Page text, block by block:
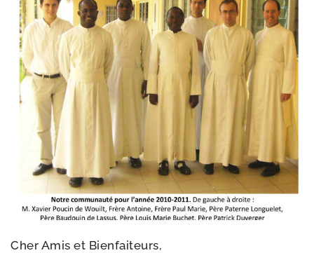
Cher Amis et Bienfaiteurs,